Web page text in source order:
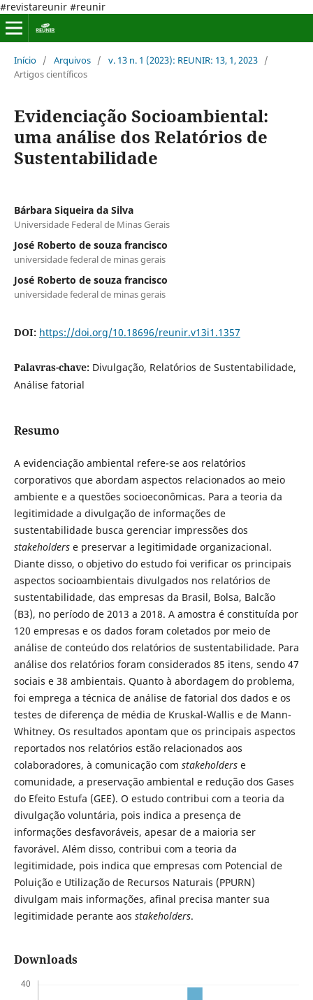
#revistareunir #reunir
Início / Arquivos / v. 13 n. 1 (2023): REUNIR: 13, 1, 2023 /
Artigos científicos
Evidenciação Socioambiental:
uma análise dos Relatórios de
Sustentabilidade
Bárbara Siqueira da Silva
Universidade Federal de Minas Gerais
José Roberto de souza francisco
universidade federal de minas gerais
José Roberto de souza francisco
universidade federal de minas gerais
DOI: https://doi.org/10.18696/reunir.v13i1.1357
Palavras-chave: Divulgação, Relatórios de Sustentabilidade,
Análise fatorial
Resumo
A evidenciação ambiental refere-se aos relatórios
corporativos que abordam aspectos relacionados ao meio
ambiente e a questões socioeconômicas. Para a teoria da
legitimidade a divulgação de informações de
sustentabilidade busca gerenciar impressões dos
stakeholderse preservar a legitimidade organizacional.
Diante disso, o objetivo do estudo foi verificar os principais
aspectos socioambientais divulgados nos relatórios de
sustentabilidade, das empresas da Brasil, Bolsa, Balcão
(B3), no período de 2013 a 2018. A amostra é constituída por
120 empresas e os dados foram coletados por meio de
análise de conteúdo dos relatórios de sustentabilidade. Para
análise dos relatórios foram considerados 85 itens, sendo 47
sociais e 38 ambientais. Quanto à abordagem do problema,
foi emprega a técnica de análise de fatorial dos dados e os
testes de diferença de média de Kruskal-Wallis e de Mann-
Whitney. Os resultados apontam que os principais aspectos
reportados nos relatórios estão relacionados aos
colaboradores, à comunicação com stakeholders e
comunidade, a preservação ambiental e redução dos Gases
do Efeito Estufa (GEE). O estudo contribui com a teoria da
divulgação voluntária, pois indica a presença de
informações desfavoráveis, apesar de a maioria ser
favorável. Além disso, contribui com a teoria da
legitimidade, pois indica que empresas com Potencial de
Poluição e Utilização de Recursos Naturais (PPURN)
divulgam mais informações, afinal precisa manter sua
legitimidade perante aos stakeholders.
Downloads